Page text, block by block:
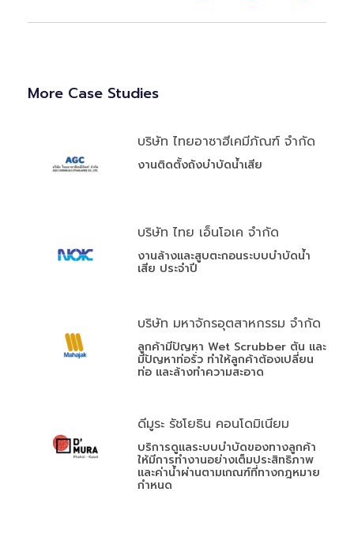
More Case Studies
บริษัท ไทยอาซาฮีเคมีภัณฑ์ จำกัด
งานติดตั้งถังบำบัดน้ำเสีย
บริษัท ไทย เอ็นโอเค จำกัด
งานล้างและสูบตะกอนระบบบำบัดน้ำ
เสีย ประจำปี
บริษัท มหาจักรอุตสาหกรรม จำกัด
ลูกค้ามีปัญหา Wet Scrubber ตัน และ
มีปัญหาท่อรั่ว ทำให้ลูกค้าต้องเปลี่ยน
ท่อ และล้างทำความสะอาด
ดีมูระ รัชโยธิน คอนโดมิเนียม
บริการดูแลระบบบำบัดของทางลูกค้า
ให้มีการทำงานอย่างเต็มประสิทธิภาพ
และค่าน้ำผ่านตามเกณฑ์ที่ทางกฎหมาย
กำหนด